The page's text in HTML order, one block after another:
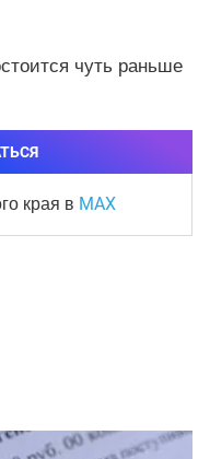
чуть раньше
края в MAX